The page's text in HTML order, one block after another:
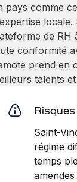
pays comme
locale.
de RH
conformité
prend en
talents
Saint-
régime
temps